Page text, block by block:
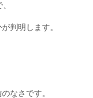
判明します。
なさです。